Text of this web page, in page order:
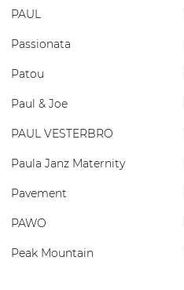
PAUL
Passionata
Patou
Paul & Joe
PAUL VESTERBRO
Paula Janz Maternity
Pavement
PAWO
Peak Mountain